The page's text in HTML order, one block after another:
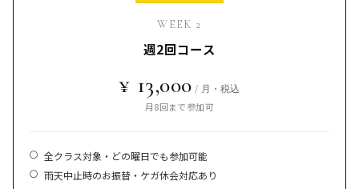
WEEK 2
週2回コース
¥ 13,000 / 月・税込
月8回まで参加可
全クラス対象・どの曜日でも参加可能
雨天中止時のお振替・ケガ休会対応あり